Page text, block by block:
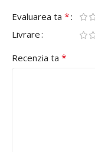
Evaluarea ta *
Livrare
Recenzia ta *